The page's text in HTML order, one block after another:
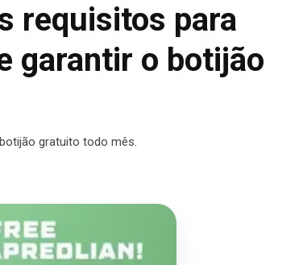
requisitos para
garantir o botijão
gratuito todo mês.